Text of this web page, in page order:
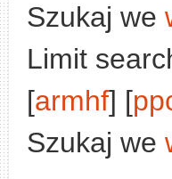
Szukaj we
Limit
[armhf] [
Szukaj we